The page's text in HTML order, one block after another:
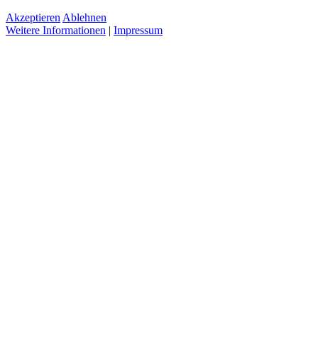
Akzeptieren Ablehnen
Weitere Informationen | Impressum